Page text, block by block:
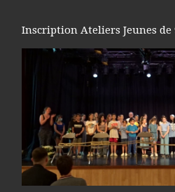
Inscription Ateliers Jeunes de